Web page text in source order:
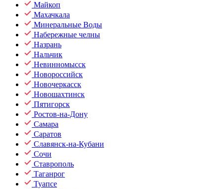
Майкоп
Махачкала
Минеральные Воды
Набережные челны
Назрань
Нальчик
Невинномысск
Новороссийск
Новочеркасск
Новошахтинск
Пятигорск
Ростов-на-Дону
Самара
Саратов
Славянск-на-Кубани
Сочи
Ставрополь
Таганрог
Туапсе